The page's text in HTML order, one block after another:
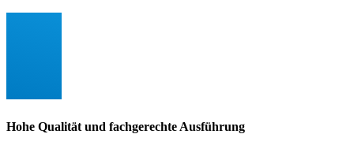
Hohe Qualität und fachgerechte Ausführung